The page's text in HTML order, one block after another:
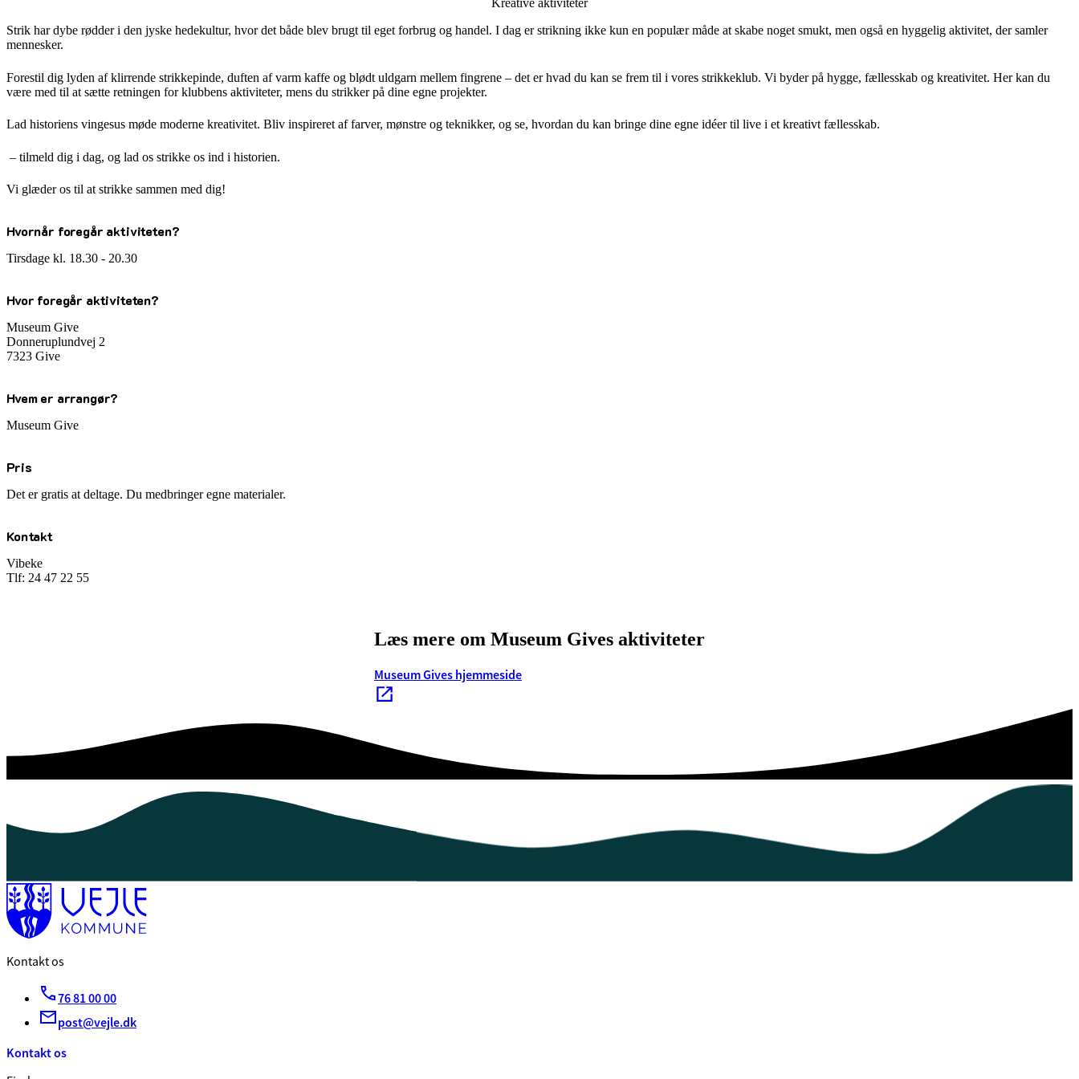
Kreative aktiviteter
Strik har dybe rødder i den jyske hedekultur, hvor det både blev brugt til eget forbrug og handel. I dag er strikning ikke kun en populær måde at skabe noget smukt, men også en hyggelig aktivitet, der samler
mennesker.
Forestil dig lyden af klirrende strikkepinde, duften af varm kaffe og blødt uldgarn mellem fingrene – det er hvad du kan se frem til i vores strikkeklub. Vi byder på hygge, fællesskab og kreativitet. Her kan du
være med til at sætte retningen for klubbens aktiviteter, mens du strikker på dine egne projekter.
Lad historiens vingesus møde moderne kreativitet. Bliv inspireret af farver, mønstre og teknikker, og se, hvordan du kan bringe dine egne idéer til live i et kreativt fællesskab.
– tilmeld dig i dag, og lad os strikke os ind i historien.
Vi glæder os til at strikke sammen med dig!
Hvornår foregår aktiviteten?
Tirsdage kl. 18.30 - 20.30
Hvor foregår aktiviteten?
Museum Give
Donneruplundvej 2
7323 Give
Hvem er arrangør?
Museum Give
Pris
Det er gratis at deltage. Du medbringer egne materialer.
Kontakt
Vibeke
Tlf: 24 47 22 55
Læs mere om Museum Gives aktiviteter
Museum Gives hjemmeside
Kontakt os
76 81 00 00
post@vejle.dk
Kontakt os